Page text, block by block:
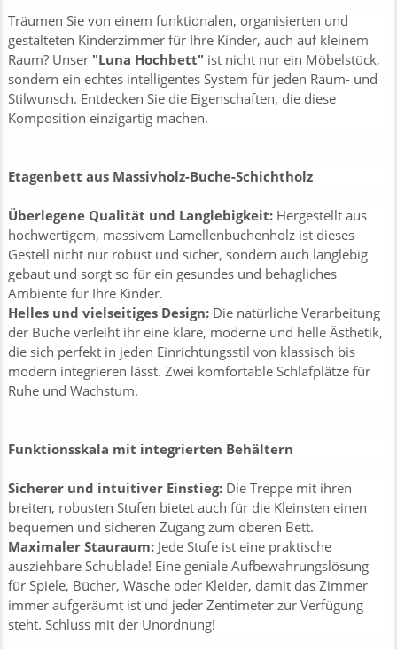
Träumen Sie von einem funktionalen, organisierten und
gestalteten Kinderzimmer für Ihre Kinder, auch auf kleinem
Raum? Unser "Luna Hochbett" ist nicht nur ein Möbelstück,
sondern ein echtes intelligentes System für jeden Raum- und
Stilwunsch. Entdecken Sie die Eigenschaften, die diese
Komposition einzigartig machen.
Etagenbett aus Massivholz-Buche-Schichtholz
Überlegene Qualität und Langlebigkeit:Hergestellt aus
hochwertigem, massivem Lamellenbuchenholz ist dieses
Gestell nicht nur robust und sicher, sondern auch langlebig
gebaut und sorgt so für ein gesundes und behagliches
Ambiente für Ihre Kinder.
Helles und vielseitiges Design:Die natürliche Verarbeitung
der Buche verleiht ihr eine klare, moderne und helle Ästhetik,
die sich perfekt in jeden Einrichtungsstil von klassisch bis
modern integrieren lässt. Zwei komfortable Schlafplätze für
Ruhe und Wachstum.
Funktionsskala mit integrierten Behältern
Sicherer und intuitiver Einstieg:Die Treppe mit ihren
breiten, robusten Stufen bietet auch für die Kleinsten einen
bequemen und sicheren Zugang zum oberen Bett.
Maximaler Stauraum:Jede Stufe ist eine praktische
ausziehbare Schublade! Eine geniale Aufbewahrungslösung
für Spiele, Bücher, Wäsche oder Kleider, damit das Zimmer
immer aufgeräumt ist und jeder Zentimeter zur Verfügung
steht. Schluss mit der Unordnung!